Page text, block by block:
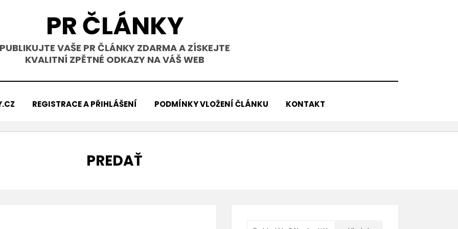
PR ČLÁNKY
PUBLIKUJTE VAŠE PR ČLÁNKY ZDARMA A ZÍSKEJTE
KVALITNÍ ZPĚTNÉ ODKAZY NA VÁŠ WEB
REGISTRACE A PŘIHLÁŠENÍ PODMÍNKY VLOŽENÍ ČLÁNKU KONTAKT
ŠTÍTEK
:
PREDAŤ
Vyhledávání